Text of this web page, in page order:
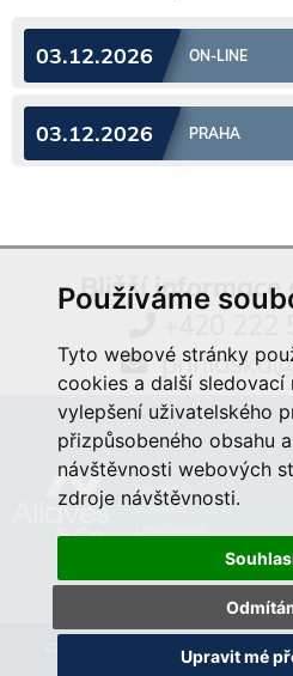
Používáme
Tyto webové stránky
cookies a další sledovací
vylepšení uživatelského
přizpůsobeného obsahu
návštěvnosti webových
zdroje návštěvnosti.
Upravit mé
03.12.2026 ON-LINE
03.12.2026 PRAHA
Bližší informace
+420 222
Aliaves & Co.,
Vyšehradská 320/49
©2019 Aliaves & Co., a.s. Specialista na kurzy,